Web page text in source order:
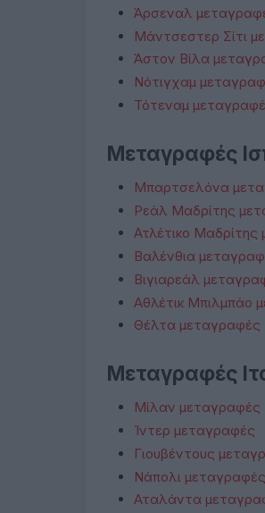
Άρσεναλ
Μάντσεστερ Σίτι
Άστον Βίλα
Νότιγχαμ
Τότεναμ
Μεταγραφές
Μπαρτσελόνα
Ρεάλ Μαδρίτης
Ατλέτικο
Βαλένθια
Βιγιαρεάλ
Αθλέτικ Μπιλμπάο
Θέλτα μεταγραφές
Μεταγραφές
Μίλαν μεταγραφές
Ίντερ μεταγραφές
Γιουβέντους
Νάπολι μεταγραφές
Αταλάντα